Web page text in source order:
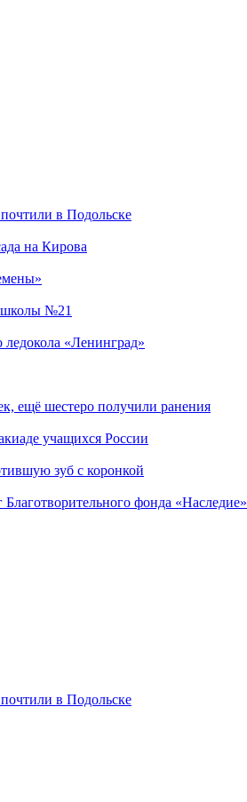
в Подольске
на Кирова
школы №21
ледокола «Ленинград»
ещё шестеро получили ранения
учащихся России
зуб с коронкой
фонда «Наследие»
в Подольске